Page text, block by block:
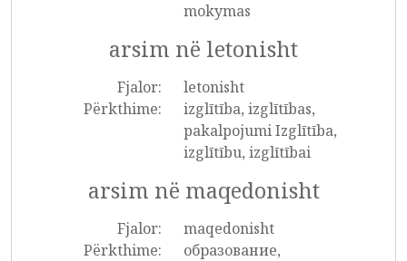
mokymas
arsim në letonisht
Fjalor:
letonisht
Përkthime:
izglītība, izglītības,
pakalpojumi Izglītība,
izglītību, izglītībai
arsim në maqedonisht
Fjalor:
maqedonisht
Përkthime:
образование,